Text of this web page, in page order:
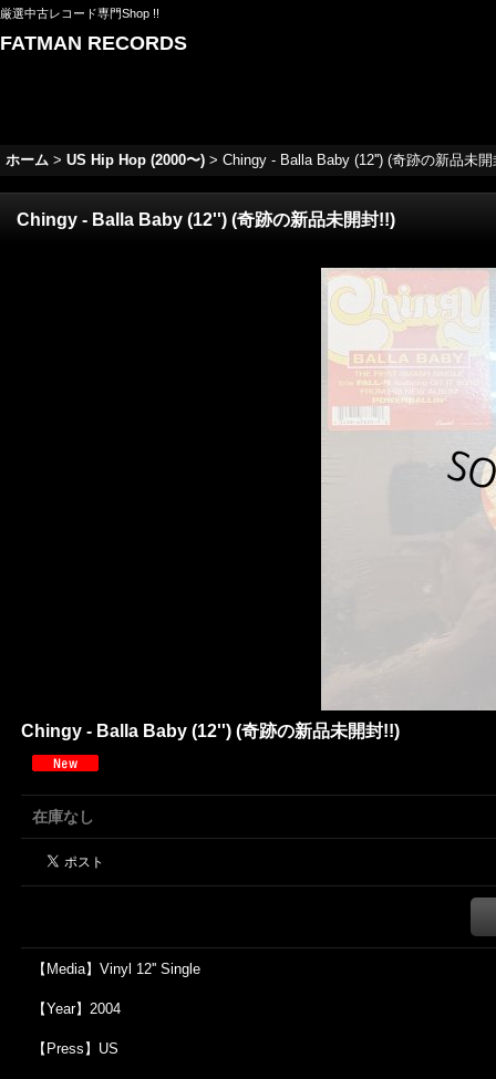
厳選中古レコード専門Shop !!
FATMAN RECORDS
ホーム > US Hip Hop (2000〜) > Chingy - Balla Baby (12'') (奇跡の新品未
Chingy - Balla Baby (12'') (奇跡の新品未開封!!)
Chingy - Balla Baby (12'') (奇跡の新品未開封!!)
在庫なし
【Media】Vinyl 12'' Single
【Year】2004
【Press】US